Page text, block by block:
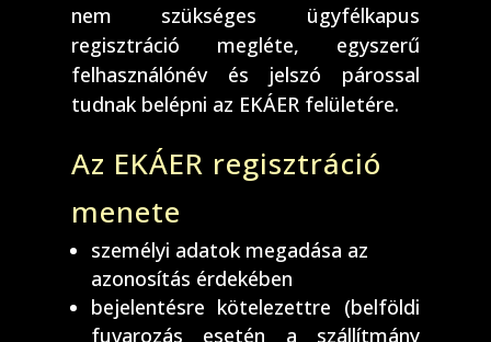
nem szükséges ügyfélkapus
regisztráció megléte, egyszerű
felhasználónév és jelszó párossal
tudnak belépni az EKÁER felületére.
Az EKÁER regisztráció
menete
személyi adatok megadása az
azonosítás érdekében
bejelentésre kötelezettre (belföldi
fuvarozás esetén a szállítmány